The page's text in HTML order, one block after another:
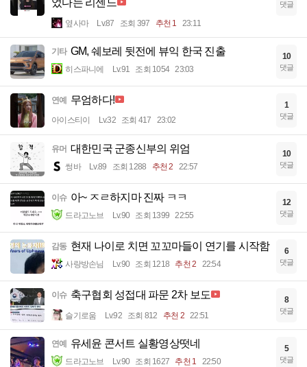
옆사마 Lv.87 조회 397 추천 1 23:11
댓글
기타 GM, 쉐보레 뒷전에 뷰익 한국 진출
히스파니에 Lv.91 조회 1054 23:03
10
댓글
연예 무엄하다!
아이스티이 Lv.32 조회 417 23:02
1
댓글
유머 대한민국 군종신부의 위엄
썽바 Lv.89 조회 1288 추천 2 22:57
10
댓글
이슈 아~ ㅈㄹ하지마 진짜 ㅋㅋ
드라고노브 Lv.90 조회 1399 22:55
12
댓글
감동 현재 나이로 치면 꼬꼬마들이 연기를 시작함
사랑방손님 Lv.90 조회 1218 추천 2 22:54
6
댓글
이슈 축구협회 성접대 파문 2차 보도
슬기로움 Lv.92 조회 812 추천 2 22:51
8
댓글
연예 유세윤 콘서트 실황영상떳네
드라고노브 Lv.90 조회 1627 추천 1 22:50
5
댓글